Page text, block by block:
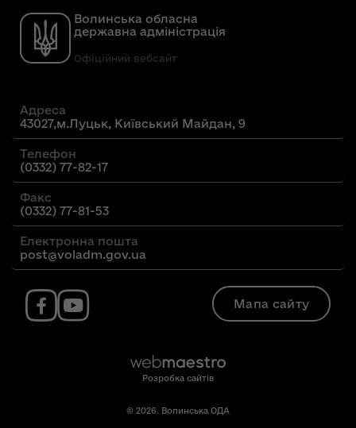
Волинська обласна
державна адміністрація
Офіційний вебсайт
Адреса
43027,м.Луцьк, Київський Майдан, 9
Телефон
(0332) 77-82-17
Факс
(0332) 77-81-53
Електронна пошта
post@voladm.gov.ua
Мапа сайту
Розробка сайтів
© 2026. Волинська ОДА